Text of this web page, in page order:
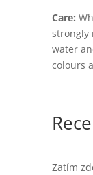
Care:
strongly
water
colours
Zatím